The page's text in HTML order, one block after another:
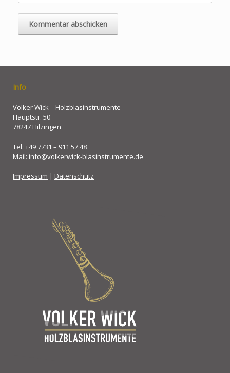
Info
Volker Wick – Holzblasinstrumente
Hauptstr. 50
78247 Hilzingen
Tel: +49 7731 – 911 57 48
Mail: info@volkerwick-blasinstrumente.de
Impressum | Datenschutz